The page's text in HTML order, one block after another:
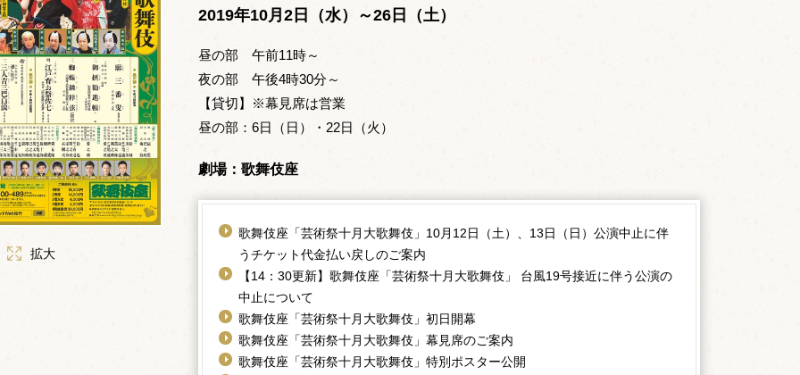
拡大
2019年10月2日（水）～26日（土）
昼の部 午前11時～
夜の部 午後4時30分～
【貸切】※幕見席は営業
昼の部：6日（日）・22日（火）
劇場：歌舞伎座
歌舞伎座「芸術祭十月大歌舞伎」10月12日（土）、13日（日）公演中止に伴
うチケット代金払い戻しのご案内
【14：30更新】歌舞伎座「芸術祭十月大歌舞伎」 台風19号接近に伴う公演の
中止について
歌舞伎座「芸術祭十月大歌舞伎」初日開幕
歌舞伎座「芸術祭十月大歌舞伎」幕見席のご案内
歌舞伎座「芸術祭十月大歌舞伎」特別ポスター公開